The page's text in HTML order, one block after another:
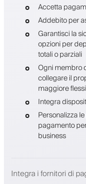
Accetta
Addebito per
Garantisci la
opzioni per
totali o parziali
Ogni membro
collegare il
maggiore
Integra
Personalizza
pagamento
business
Integra i fornitori di